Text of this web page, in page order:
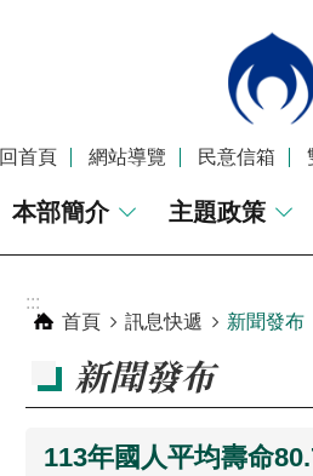
回首頁 網站導覽 民意信箱
本部簡介 主題政策
:::
首頁
訊息快遞 新聞發布
新聞發布
113年國人平均壽命